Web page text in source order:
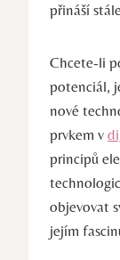
přináší
Chcete-li
potenciál,
nové
prvkem v
principů
objevovat
jejím